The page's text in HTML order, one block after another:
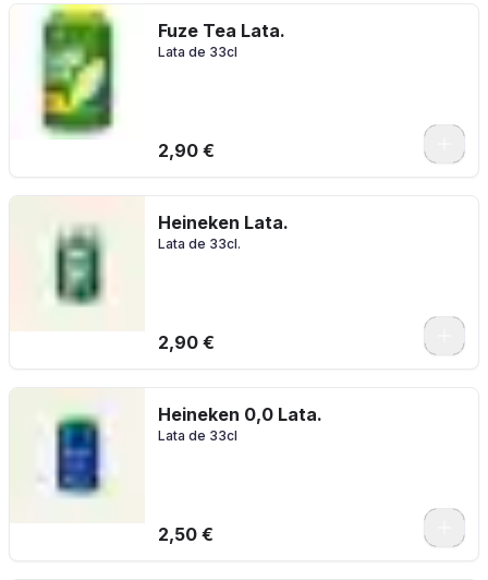
Fuze Tea Lata.
Lata de 33cl
2,90 €
Heineken Lata.
Lata de 33cl.
2,90 €
Heineken 0,0 Lata.
Lata de 33cl
2,50 €